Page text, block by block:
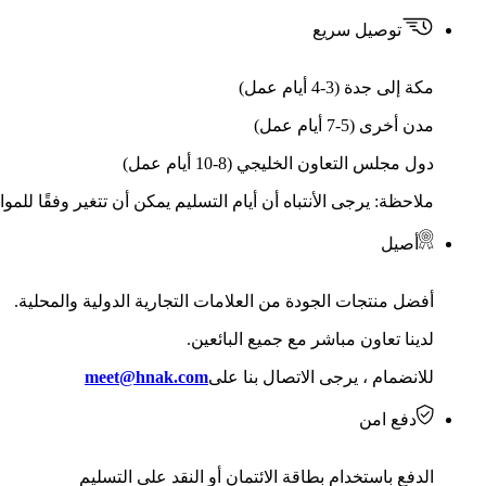
توصيل سريع
مكة إلى جدة (3-4 أيام عمل)
مدن أخرى (5-7 أيام عمل)
دول مجلس التعاون الخليجي (8-10 أيام عمل)
ملاحظة: يرجى الأنتباه أن أيام التسليم يمكن أن تتغير وفقًا
أصيل
أفضل منتجات الجودة من العلامات التجارية الدولية والمحلية.
لدينا تعاون مباشر مع جميع البائعين.
للانضمام ، يرجى الاتصال بنا علىmeet@hnak.com
دفع امن
الدفع باستخدام بطاقة الائتمان أو النقد على التسليم